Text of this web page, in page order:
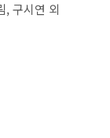
, 구시연 외